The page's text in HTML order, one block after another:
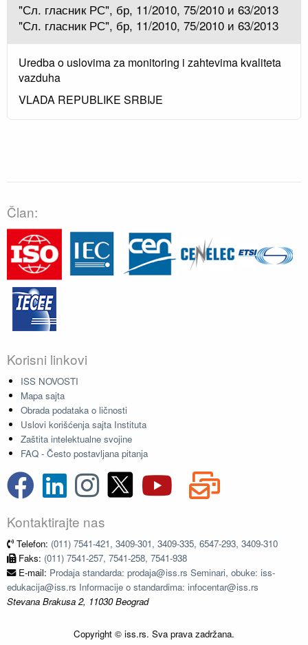
"Сл. гласник РС", бр, 11/2010, 75/2010 и 63/2013
"Сл. гласник РС", бр, 11/2010, 75/2010 и 63/2013
Uredba o uslovima za monitoring i zahtevima kvaliteta
vazduha
VLADA REPUBLIKE SRBIJE
Član:
Korisni linkovi
ISS NOVOSTI
Mapa sajta
Obrada podataka o ličnosti
Uslovi korišćenja sajta Instituta
Zaštita intelektualne svojine
FAQ - Često postavljana pitanja
Kontaktirajte nas
Telefon: (011) 7541-421, 3409-301, 3409-335, 6547-293, 3409-310
Faks: (011) 7541-257, 7541-258, 7541-938
E-mail: Prodaja standarda: prodaja@iss.rs Seminari, obuke: iss-
edukacija@iss.rs Informacije o standardima: infocentar@iss.rs
Stevana Brakusa 2, 11030 Beograd
Copyright © iss.rs. Sva prava zadržana.